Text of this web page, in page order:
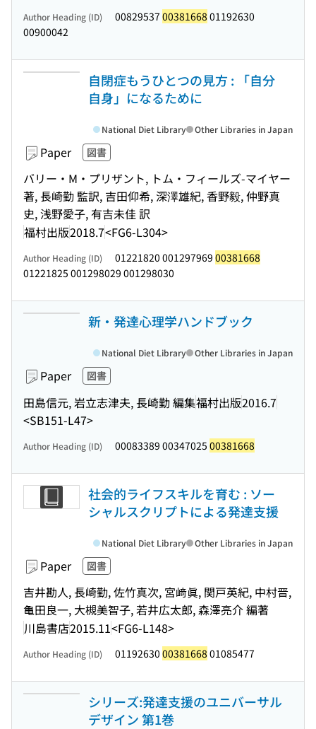
Author Heading (ID) 00829537 00381668 01192630
00900042
自閉症もうひとつの見方 : 「自分
自身」になるために
Paper 図書
バリー・M・プリザント, トム・フィールズ-マイヤー
著, 長崎勤 監訳, 吉田仰希, 深澤雄紀, 香野毅, 仲野真
史, 浅野愛子, 有吉未佳 訳
福村出版2018.7<FG6-L304>
National Diet Library Other Libraries in Japan
Author Heading (ID) 01221820 001297969 00381668
01221825 001298029 001298030
新・発達心理学ハンドブック
Paper 図書
田島信元, 岩立志津夫, 長崎勤 編集福村出版2016.7
<SB151-L47>
National Diet Library Other Libraries in Japan
Author Heading (ID) 00083389 00347025 00381668
社会的ライフスキルを育む : ソー
シャルスクリプトによる発達支援
Paper 図書
吉井勘人, 長崎勤, 佐竹真次, 宮﨑眞, 関戸英紀, 中村晋,
亀田良一, 大槻美智子, 若井広太郎, 森澤亮介 編著
川島書店2015.11<FG6-L148>
National Diet Library Other Libraries in Japan
Author Heading (ID) 01192630 00381668 01085477
シリーズ:発達支援のユニバーサル
デザイン 第1巻